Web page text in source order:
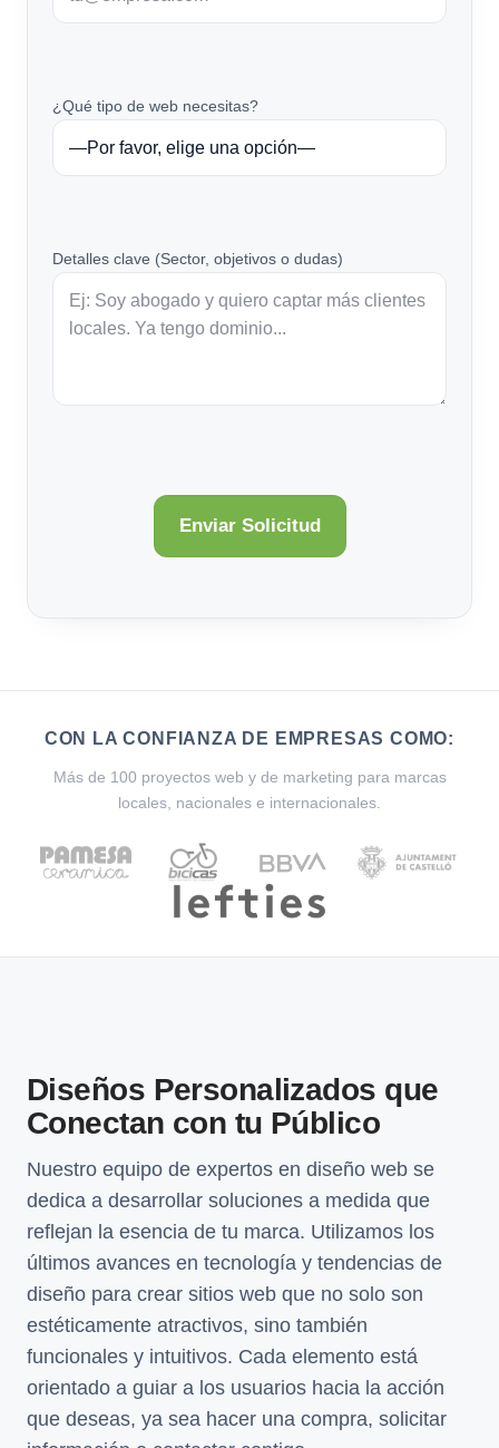
¿Qué tipo de web necesitas?
Detalles clave (Sector, objetivos o dudas)
CON LA CONFIANZA DE EMPRESAS COMO:
Más de 100 proyectos web y de marketing para marcas
locales, nacionales e internacionales.
Diseños Personalizados que
Conectan con tu Público
Nuestro equipo de expertos en diseño web se
dedica a desarrollar soluciones a medida que
reflejan la esencia de tu marca. Utilizamos los
últimos avances en tecnología y tendencias de
diseño para crear sitios web que no solo son
estéticamente atractivos, sino también
funcionales y intuitivos. Cada elemento está
orientado a guiar a los usuarios hacia la acción
que deseas, ya sea hacer una compra, solicitar